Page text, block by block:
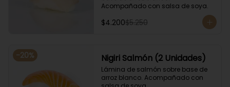
Acompañado con salsa de soya.
$4.200$5.250
-20% Nigiri Salmón (2 Unidades)
Lámina de salmón sobre base de
arroz blanco. Acompañado con